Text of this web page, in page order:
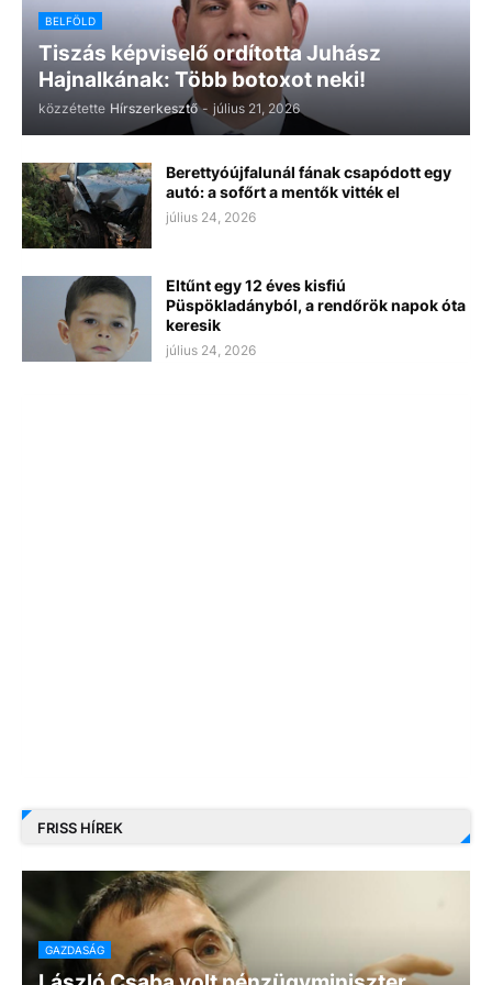
BELFÖLD
Tiszás képviselő ordította Juhász
Hajnalkának: Több botoxot neki!
közzétette Hírszerkesztő - július 21, 2026
Berettyóújfalunál fának csapódott egy
autó: a sofőrt a mentők vitték el
július 24, 2026
Eltűnt egy 12 éves kisfiú
Püspökladányból, a rendőrök napok óta
keresik
július 24, 2026
FRISS HÍREK
GAZDASÁG